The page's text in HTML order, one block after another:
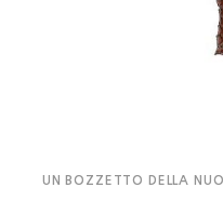
UN BOZZETTO DELLA